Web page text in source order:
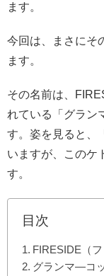
ます。
今回は、まさにそ
ます。
その名前は、
れている「グラン
す。姿を見ると、
いますが、このケ
す。
目次
FIRESIDE（
グランマ―コ